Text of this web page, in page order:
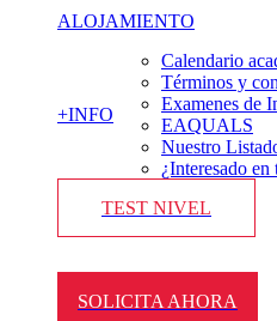
ALOJAMIENTO
+INFO
Calendario
Términos y
Examenes de
EAQUALS
Nuestro
¿Interesado
TEST NIVEL
SOLICITA AHORA